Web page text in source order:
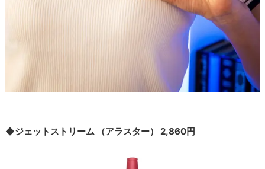
◆ジェットストリーム （アラスター） 2,860円